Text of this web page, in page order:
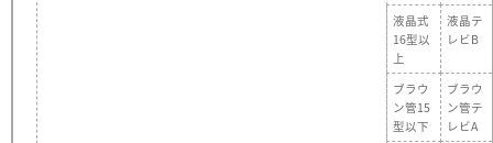
液晶式
16型以
上
液晶テ
レビB
ブラウ
ン管15
型以下
ブラウ
ン管テ
レビA